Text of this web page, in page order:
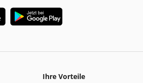
Ihre Vorteile